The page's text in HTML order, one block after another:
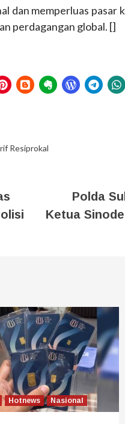
dan memperluas pasar
perdagangan global. []
Resiprokal
Polda
Ketua
Hotnews Nasional